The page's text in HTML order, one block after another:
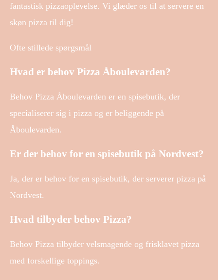
fantastisk pizzaoplevelse. Vi glæder os til at servere en
skøn pizza til dig!
Ofte stillede spørgsmål
Hvad er behov Pizza Åboulevarden?
Behov Pizza Åboulevarden er en spisebutik, der
specialiserer sig i pizza og er beliggende på
Åboulevarden.
Er der behov for en spisebutik på Nordvest?
Ja, der er behov for en spisebutik, der serverer pizza på
Nordvest.
Hvad tilbyder behov Pizza?
Behov Pizza tilbyder velsmagende og frisklavet pizza
med forskellige toppings.